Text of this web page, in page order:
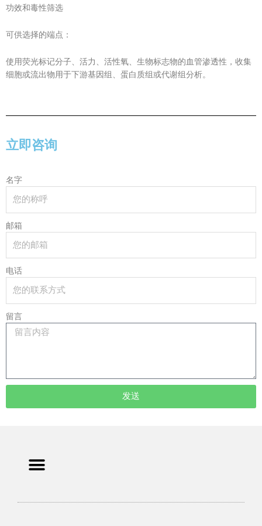
功效和毒性筛选
可供选择的端点：
使用荧光标记分子、活力、活性氧、生物标志物的血管渗透性，收集
细胞或流出物用于下游基因组、蛋白质组或代谢组分析。
立即咨询
名字
邮箱
电话
留言
发送
Menu